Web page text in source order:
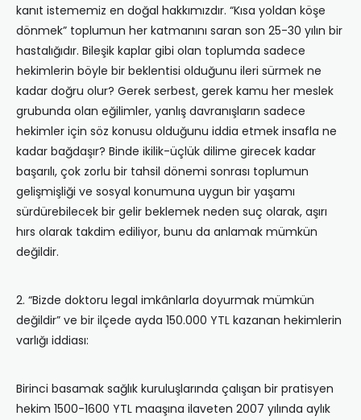
kanıt istememiz en doğal hakkımızdır. “Kısa yoldan köşe
dönmek” toplumun her katmanını saran son 25-30 yılın bir
hastalığıdır. Bileşik kaplar gibi olan toplumda sadece
hekimlerin böyle bir beklentisi olduğunu ileri sürmek ne
kadar doğru olur? Gerek serbest, gerek kamu her meslek
grubunda olan eğilimler, yanlış davranışların sadece
hekimler için söz konusu olduğunu iddia etmek insafla ne
kadar bağdaşır? Binde ikilik-üçlük dilime girecek kadar
başarılı, çok zorlu bir tahsil dönemi sonrası toplumun
gelişmişliği ve sosyal konumuna uygun bir yaşamı
sürdürebilecek bir gelir beklemek neden suç olarak, aşırı
hırs olarak takdim ediliyor, bunu da anlamak mümkün
değildir.
2. “Bizde doktoru legal imkânlarla doyurmak mümkün
değildir” ve bir ilçede ayda 150.000 YTL kazanan hekimlerin
varlığı iddiası:
Birinci basamak sağlık kuruluşlarında çalışan bir pratisyen
hekim 1500-1600 YTL maaşına ilaveten 2007 yılında aylık